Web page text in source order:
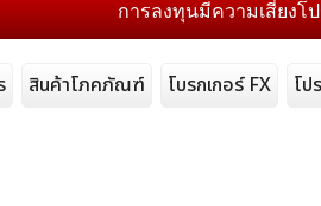
การลงทุนมีความเสี่ยงโปรด
สินค้าโภคภัณฑ์ โบรกเกอร์ FX
โป